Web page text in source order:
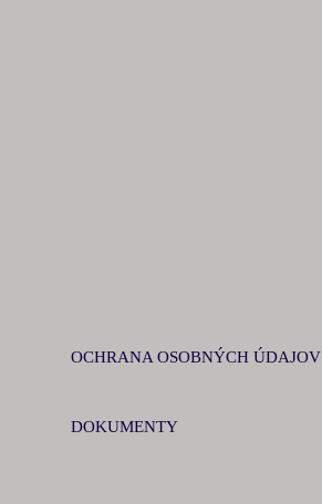
OCHRANA OSOBNÝCH ÚDAJOV
DOKUMENTY